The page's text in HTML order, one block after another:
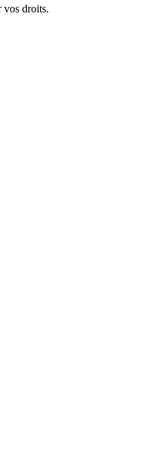
vos droits.